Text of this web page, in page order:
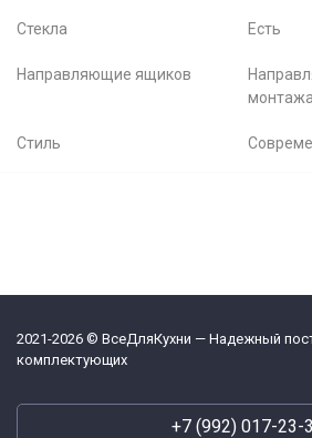
Стекла Есть
Направляющие ящиков
Стиль
2021-2026 © ВсеДляКухни — Надежный
комплектующих
+7 (992) 017-23-